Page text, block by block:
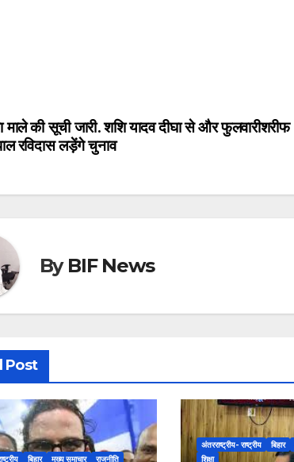
माले की सूची जारी. शशि यादव दीघा से और फुलवारीशरीफ
रविदास लड़ेंगे चुनाव
By BIF News
Post
बिहार मुख्य समाचार राजनीति
अंतरराष्ट्रीय- राष्ट्रीय बिहार
शिक्षा